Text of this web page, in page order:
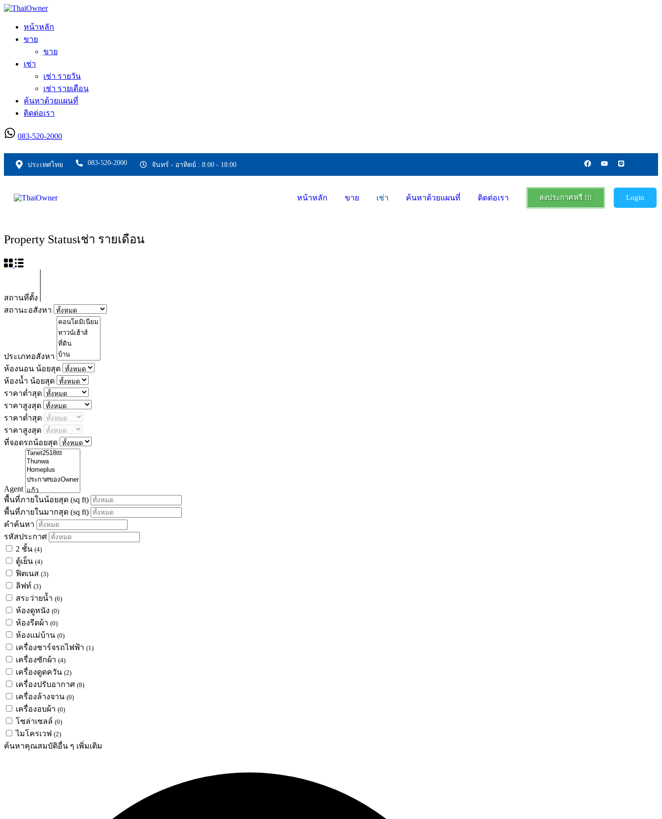
หน้าหลัก
ขาย
ขาย
เช่า
เช่า รายวัน
เช่า รายเดือน
ค้นหาด้วยแผนที่
ติดต่อเรา
083-520-2000
ประเทศไทย 083-520-2000 จันทร์ - อาทิตย์ : 8:00 - 18:00
หน้าหลัก ขาย เช่า ค้นหาด้วยแผนที่ ติดต่อเรา ลงประกาศฟรี !!! Login
Property Statusเช่า รายเดือน
สถานที่ตั้ง
สถานะอสังหา
ประเภทอสังหา
ห้องนอน น้อยสุด
ห้องน้ำ น้อยสุด
ราคาต่ำสุด
ราคาสูงสุด
ราคาต่ำสุด
ราคาสูงสุด
ที่จอดรถน้อยสุด
Agent
พื้นที่ภายในน้อยสุด (sq ft)
พื้นที่ภายในมากสุด (sq ft)
คำค้นหา
รหัสประกาศ
2 ชั้น (4)
ตู้เย็น (4)
ฟิตเนส (3)
ลิฟท์ (3)
สระว่ายน้ำ (6)
ห้องดูหนัง (0)
ห้องรีดผ้า (0)
ห้องแม่บ้าน (0)
เครื่องชาร์จรถไฟฟ้า (1)
เครื่องซักผ้า (4)
เครื่องดูดควัน (2)
เครื่องปรับอากาศ (8)
เครื่องล้างจาน (0)
เครื่องอบผ้า (0)
โซล่าเซลล์ (0)
ไมโครเวฟ (2)
ค้นหาคุณสมบัติอื่น ๆ เพิ่มเติม